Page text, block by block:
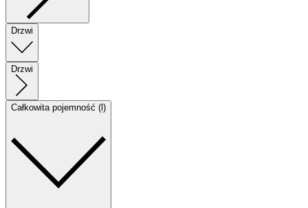
Drzwi
Drzwi
Całkowita pojemność (l)